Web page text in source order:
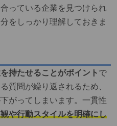
っている企業を見つけられ
をしっかり理解しておきま
持たせることがポイント で
質問が繰り返されるため、
がってしまいます。一貫性
や行動スタイルを明確にし